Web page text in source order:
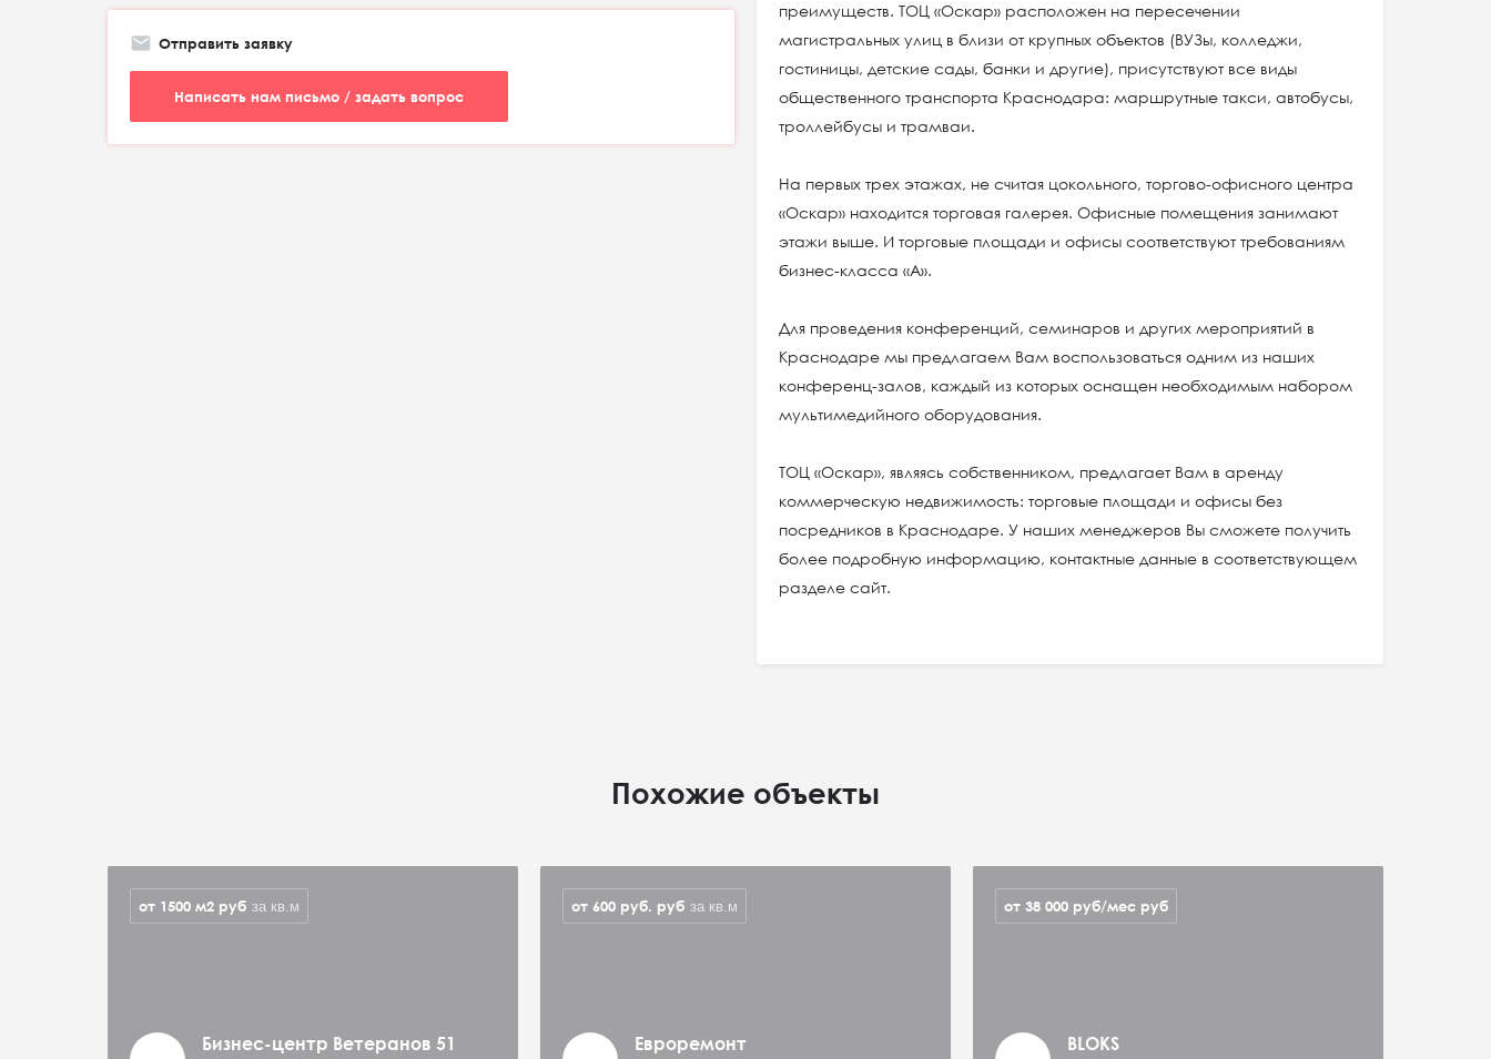
преимуществ. ТОЦ «Оскар» расположен на пересечении
магистральных улиц в близи от крупных объектов (ВУЗы, колледжи,
гостиницы, детские сады, банки и другие), присутствуют все виды
общественного транспорта Краснодара: маршрутные такси, автобусы,
троллейбусы и трамваи.
На первых трех этажах, не считая цокольного, торгово-офисного центра
«Оскар» находится торговая галерея. Офисные помещения занимают
этажи выше. И торговые площади и офисы соответствуют требованиям
бизнес-класса «А».
Для проведения конференций, семинаров и других мероприятий в
Краснодаре мы предлагаем Вам воспользоваться одним из наших
конференц-залов, каждый из которых оснащен необходимым набором
мультимедийного оборудования.
ТОЦ «Оскар», являясь собственником, предлагает Вам в аренду
коммерческую недвижимость: торговые площади и офисы без
посредников в Краснодаре. У наших менеджеров Вы сможете получить
более подробную информацию, контактные данные в соответствующем
разделе сайт.
Отправить заявку
Написать нам письмо / задать вопрос
Похожие объекты
Бизнес-центр Ветеранов 51
от 1500 м2 руб за кв.м
Евроремонт
от 600 руб. руб за кв.м
BLOKS
от 38 000 руб/мес руб